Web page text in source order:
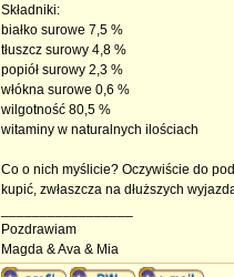
Składniki:
białko surowe 7,5 %
tłuszcz surowy 4,8 %
popiół surowy 2,3 %
włókna surowe 0,6 %
wilgotność 80,5 %
witaminy w naturalnych ilościach
Co o nich myślicie? Oczywiście do
kupić, zwłaszcza na dłuższych
Pozdrawiam
Magda & Ava & Mia